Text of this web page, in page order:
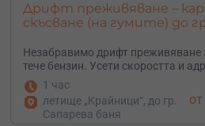
Дрифт преживяване –
скъсване (на гумите) до
Незабравимо дрифт преживяване
тече бензин. Усети скоростта и
1 час
летище „Крайници“, до гр.
Сапарева баня
от